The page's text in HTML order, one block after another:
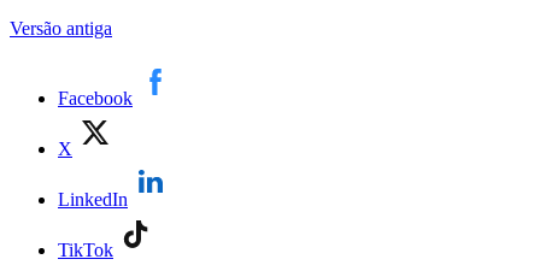
Versão antiga
Facebook
X
LinkedIn
TikTok